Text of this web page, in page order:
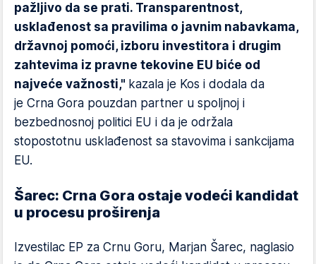
pažljivo da se prati. Transparentnost,
usklađenost sa pravilima o javnim nabavkama,
državnoj pomoći, izboru investitora i drugim
zahtevima iz pravne tekovine EU biće od
najveće važnosti," kazala je Kos i dodala da
je Crna Gora pouzdan partner u spoljnoj i
bezbednosnoj politici EU i da je održala
stopostotnu usklađenost sa stavovima i sankcijama
EU.
Šarec: Crna Gora ostaje vodeći kandidat
u procesu proširenja
Izvestilac EP za Crnu Goru, Marjan Šarec, naglasio